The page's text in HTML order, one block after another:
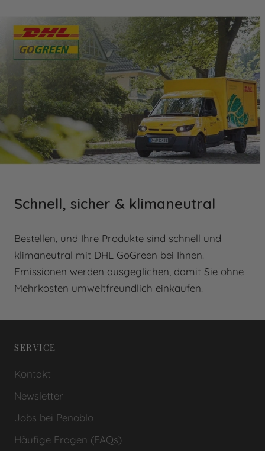
(Samstag und Sonntag). Dies bedeutet, dass
sämtliche Fristen und Lieferzeiten, die in Tagen
ausgedrückt werden, nur Werktage
berücksichtigen und sich dementsprechend
verlängern können, sofern sie auf einen Samstag,
Sonntag oder gesetzlichen Feiertag fallen. Bei der
Berechnung von Fristen und Lieferzeiten werden
diese Tage nicht mitgezählt. Bitte beachten Sie
diese Regelung, um Missverständnisse bezüglich
Lieferterminen oder Fristen zu vermeiden.
Schnell, sicher & klimaneutral
Bestellen, und Ihre Produkte sind schnell und
klimaneutral mit DHL GoGreen bei Ihnen.
Emissionen werden ausgeglichen, damit Sie ohne
Mehrkosten umweltfreundlich einkaufen.
SERVICE
Kontakt
Newsletter
Jobs bei Penoblo
Häufige Fragen (FAQs)